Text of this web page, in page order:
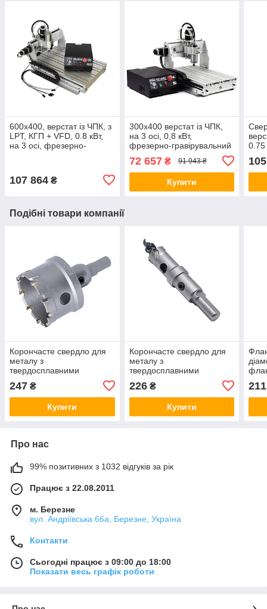
600х400, верстат із ЧПК, з
LPT, КГП + VFD, 0.8 кВт,
на 3 осі, фрезерно-
107 864 ₴
300х400 верстат із ЧПК,
на 3 осі, 0,8 кВт,
фрезерно-гравірувальний
з водяним охолодженням,
LPT , КГП + VFD
72 657₴ 91 943 ₴
Купити
0.75
Подібні товари компанії
Корончасте свердло для
металу з
твердосплавними
напайками діаметром 48
мм
247 ₴
Купити
Корончасте свердло для
металу з
твердосплавними
16.5 мм
226₴
Купити
211
Про нас
99% позитивних з 1032 відгуків за рік
Працює з 22.08.2011
м. Березне
вул. Андріївська 66а, Березне, Україна
Контакти
Сьогодні працює з 09:00 до 18:00
Показати весь графік роботи